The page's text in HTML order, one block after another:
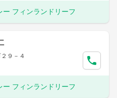
フィンランドリーフ
９－４
フィンランドリーフ